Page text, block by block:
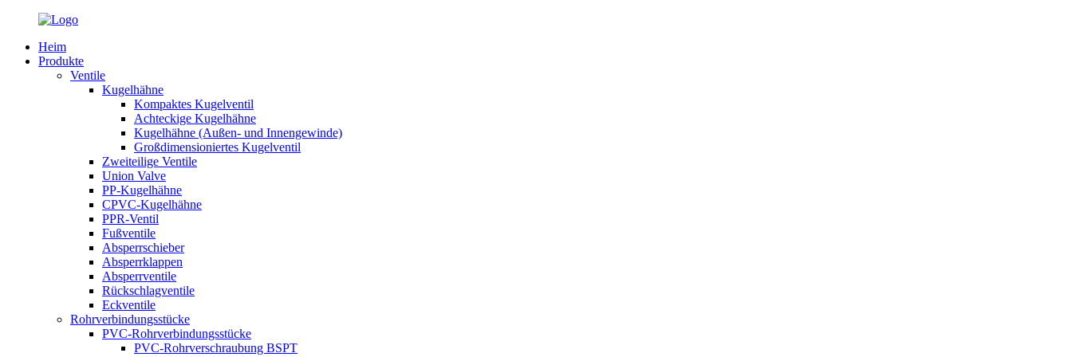
Heim
Produkte
Ventile
Kugelhähne
Kompaktes Kugelventil
Achteckige Kugelhähne
Kugelhähne (Außen- und Innengewinde)
Großdimensioniertes Kugelventil
Zweiteilige Ventile
Union Valve
PP-Kugelhähne
CPVC-Kugelhähne
PPR-Ventil
Fußventile
Absperrschieber
Absperrklappen
Absperrventile
Rückschlagventile
Eckventile
Rohrverbindungsstücke
PVC-Rohrverbindungsstücke
PVC-Rohrverschraubung BSPT